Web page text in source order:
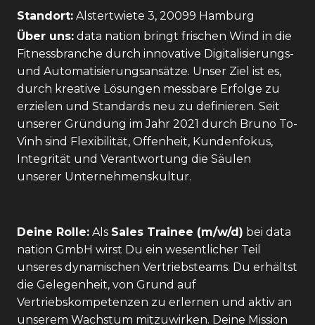
Standort: Alstertwiete 3, 20099 Hamburg
Über uns: data nation bringt frischen Wind in die
Fitnessbranche durch innovative Digitalisierungs-
und Automatisierungsansätze. Unser Ziel ist es,
durch kreative Lösungen messbare Erfolge zu
erzielen und Standards neu zu definieren. Seit
unserer Gründung im Jahr 2021 durch Bruno To-
Vinh sind Flexibilität, Offenheit, Kundenfokus,
Integrität und Verantwortung die Säulen
unserer Unternehmenskultur.
Deine Rolle: Als Sales Trainee (m/w/d) bei data
nation GmbH wirst Du ein wesentlicher Teil
unseres dynamischen Vertriebsteams. Du erhältst
die Gelegenheit, von Grund auf
Vertriebskompetenzen zu erlernen und aktiv an
unserem Wachstum mitzuwirken. Deine Mission